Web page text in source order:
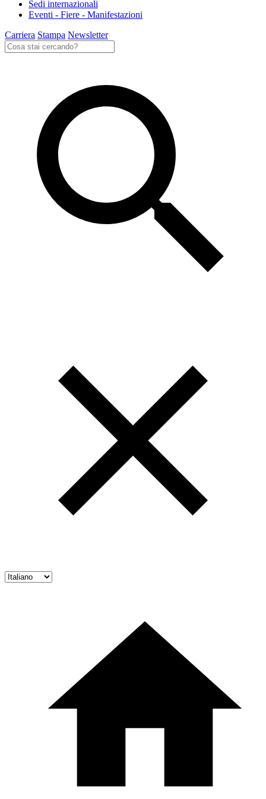
Sedi internazionali
Eventi - Fiere - Manifestazioni
Carriera Stampa Newsletter